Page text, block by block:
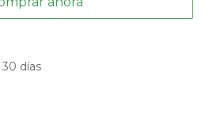
días